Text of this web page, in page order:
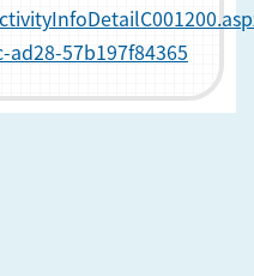
ad28-57b197f84365